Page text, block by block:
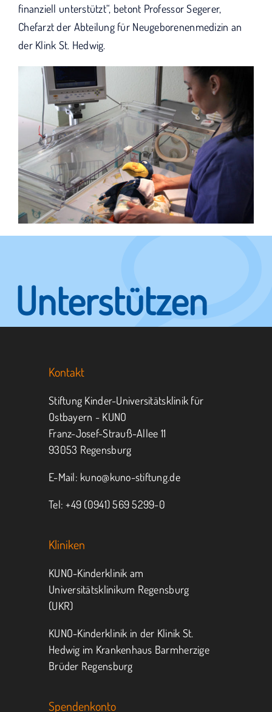
finanziell unterstützt“, betont Professor Segerer,
Chefarzt der Abteilung für Neugeborenenmedizin an
der Klink St. Hedwig.
Unterstützen
Sie KUNO.
Jeder kann helfen.
MITMACHEN SPENDEN
Kontakt
Stiftung Kinder-Universitätsklinik für
Ostbayern - KUNO
Franz-Josef-Strauß-Allee 11
93053 Regensburg
E-Mail: kuno@kuno-stiftung.de
Tel: +49 (0941) 569 5299-0
Kliniken
KUNO-Kinderklinik am
Universitätsklinikum Regensburg
(UKR)
KUNO-Kinderklinik in der Klinik St.
Hedwig im Krankenhaus Barmherzige
Brüder Regensburg
Spendenkonto